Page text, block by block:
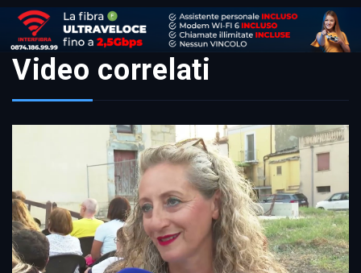
Video correlati